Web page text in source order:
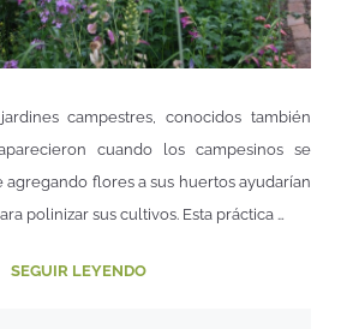
campestres, conocidos también
cuando los campesinos se
flores a sus huertos ayudarían
polinizar sus cultivos. Esta práctica …
SEGUIR LEYENDO